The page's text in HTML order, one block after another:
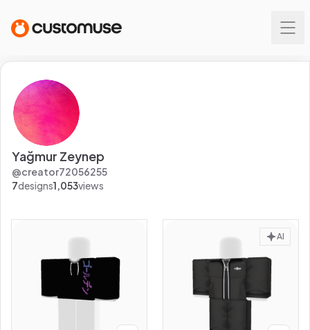
Yağmur Zeynep
@creator72056255
7designs1,053views
AI